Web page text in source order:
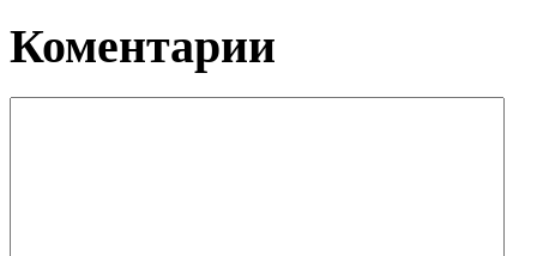
Коментарии